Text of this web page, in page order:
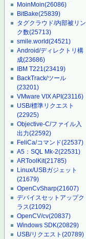
MoinMoin(26086)
BitBake(25839)
タグクラウド/内部被リン
ク数(25713)
smile.world(24521)
Android/ディレクトリ構
成(23686)
IBM T221(23419)
BackTrack/ツール
(23201)
VMware VIX API(23116)
USB/標準リクエスト
(22925)
Objective-C/ファイル入
出力(22592)
FeliCa/コマンド(22537)
A5：SQL Mk-2(22531)
ARToolKit(21785)
Linux/USBガジェット
(21679)
OpenCvSharp(21607)
デバイスセットアップク
ラス(21092)
OpenCV/cv(20837)
Windows SDK(20829)
USB/リクエスト(20789)